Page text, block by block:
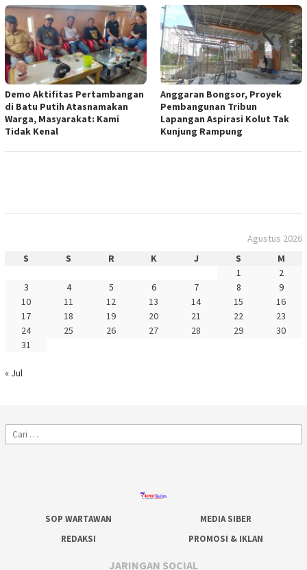
Demo Aktifitas Pertambangan
di Batu Putih Atasnamakan
Warga, Masyarakat: Kami
Tidak Kenal
Anggaran Bongsor, Proyek
Pembangunan Tribun
Lapangan Aspirasi Kolut Tak
Kunjung Rampung
Agustus 2026
S
S R K J S
M
1
2
3
4 5 6 7 8
9
10
11 12 13 14 15
16
17
18 19 20 21 22
23
24
25 26 27 28 29
30
31
« Jul
Cari
untuk:
SOP WARTAWAN
MEDIA SIBER
REDAKSI
PROMOSI & IKLAN
JARINGAN SOCIAL